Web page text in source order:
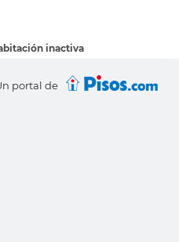
inactiva
portal de